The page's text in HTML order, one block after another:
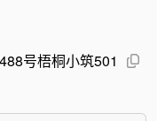
号梧桐小筑501